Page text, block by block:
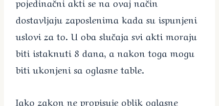
dostavljaju zaposlenima kada su ispunjeni
uslovi za to. U oba slučaja svi akti moraju
biti istaknuti 8 dana, a nakon toga mogu
biti ukonjeni sa oglasne table.
Iako zakon ne propisuje oblik oglasne